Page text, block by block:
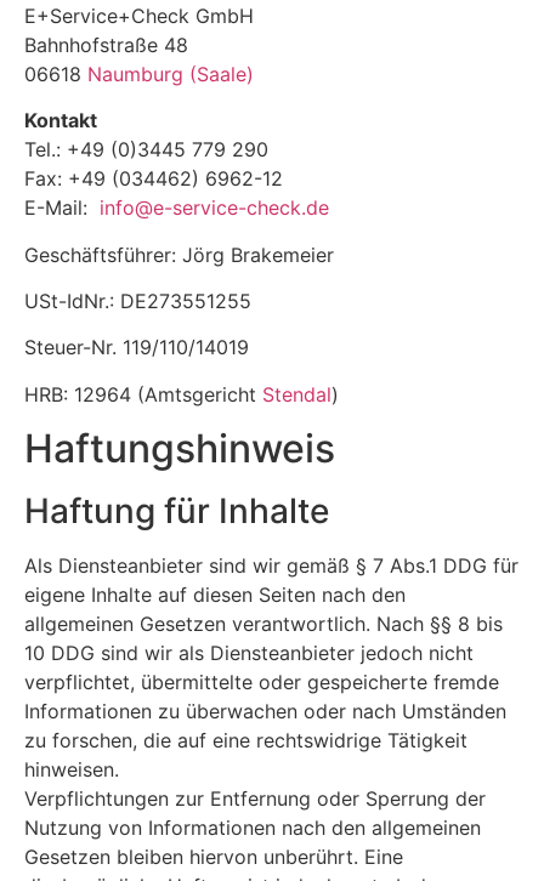
E+Service+Check GmbH
Bahnhofstraße 48
06618 Naumburg (Saale)
Kontakt
Tel.: +49 (0)3445 779 290
Fax: +49 (034462) 6962-12
E-Mail: info@e-service-check.de
Geschäftsführer: Jörg Brakemeier
USt-IdNr.: DE273551255
Steuer-Nr. 119/110/14019
HRB: 12964 (Amtsgericht Stendal)
Haftungshinweis
Haftung für Inhalte
Als Diensteanbieter sind wir gemäß § 7 Abs.1 DDG für
eigene Inhalte auf diesen Seiten nach den
allgemeinen Gesetzen verantwortlich. Nach §§ 8 bis
10 DDG sind wir als Diensteanbieter jedoch nicht
verpflichtet, übermittelte oder gespeicherte fremde
Informationen zu überwachen oder nach Umständen
zu forschen, die auf eine rechtswidrige Tätigkeit
hinweisen.
Verpflichtungen zur Entfernung oder Sperrung der
Nutzung von Informationen nach den allgemeinen
Gesetzen bleiben hiervon unberührt. Eine